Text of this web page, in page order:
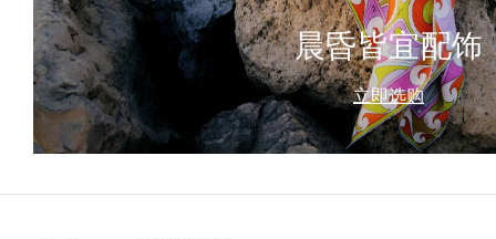
晨昏皆宜配饰
立即选购